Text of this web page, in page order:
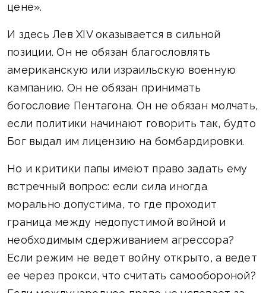
цене».
И здесь Лев XIV оказывается в сильной
позиции. Он не обязан благословлять
американскую или израильскую военную
кампанию. Он не обязан принимать
богословие Пентагона. Он не обязан молчать,
если политики начинают говорить так, будто
Бог выдал им лицензию на бомбардировки.
Но и критики папы имеют право задать ему
встречный вопрос: если сила иногда
морально допустима, то где проходит
граница между недопустимой войной и
необходимым сдерживанием агрессора?
Если режим не ведет войну открыто, а ведет
ее через прокси, что считать самообороной?